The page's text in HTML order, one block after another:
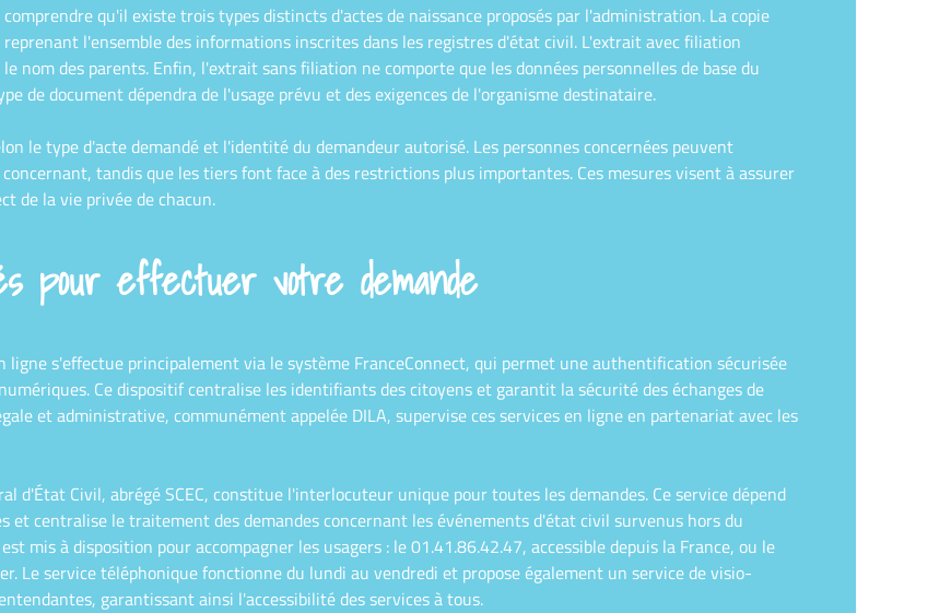
qu'il existe trois types distincts d'actes de naissance proposés par l'administration. La copie
l'ensemble des informations inscrites dans les registres d'état civil. L'extrait avec filiation
nom des parents. Enfin, l'extrait sans filiation ne comporte que les données personnelles de base du
de document dépendra de l'usage prévu et des exigences de l'organisme destinataire.
le type d'acte demandé et l'identité du demandeur autorisé. Les personnes concernées peuvent
tandis que les tiers font face à des restrictions plus importantes. Ces mesures visent à assurer
de la vie privée de chacun.
pour effectuer votre demande
ligne s'effectue principalement via le système FranceConnect, qui permet une authentification sécurisée
Ce dispositif centralise les identifiants des citoyens et garantit la sécurité des échanges de
et administrative, communément appelée DILA, supervise ces services en ligne en partenariat avec les
d'État Civil, abrégé SCEC, constitue l'interlocuteur unique pour toutes les demandes. Ce service dépend
et centralise le traitement des demandes concernant les événements d'état civil survenus hors du
mis à disposition pour accompagner les usagers : le 01.41.86.42.47, accessible depuis la France, ou le
Le service téléphonique fonctionne du lundi au vendredi et propose également un service de visio-
garantissant ainsi l'accessibilité des services à tous.